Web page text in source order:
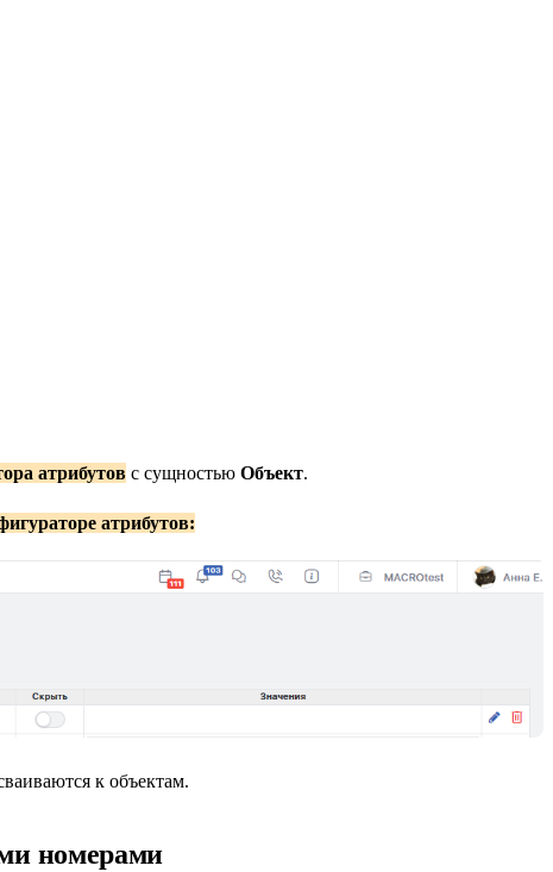
атрибутов с сущностью Объект.
атрибутов:
к объектам.
номерами